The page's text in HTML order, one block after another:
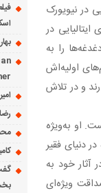
در نیویورک
در
را به
اولیه‌اش
برخوردارند و در تلاش
او به‌ویژه
دنیای فقیر
آثار خود به
ویژه‌ای
رضا
محمد